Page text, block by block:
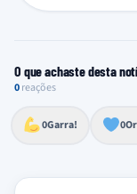
O que achaste desta
0reações
0Garra!
Esforço, 0
Lealdade, amor
Impressionante,
Reação de
Excelência,